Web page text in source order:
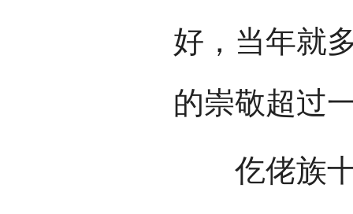
好，当年就
的崇敬超过
仡佬族十